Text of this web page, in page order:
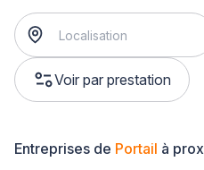
Voir par prestation
Entreprises de Portail à